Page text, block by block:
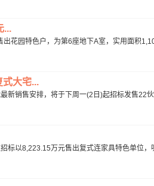
...
花园特色户，为第6座地下A室，实用面积
大宅...
新销售安排，将于下周一(2日)起招标发售22
标以8,223.15万元售出复式连家具特色单位，